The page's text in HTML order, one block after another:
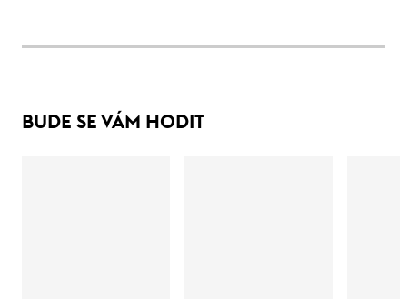
BUDE SE VÁM HODIT